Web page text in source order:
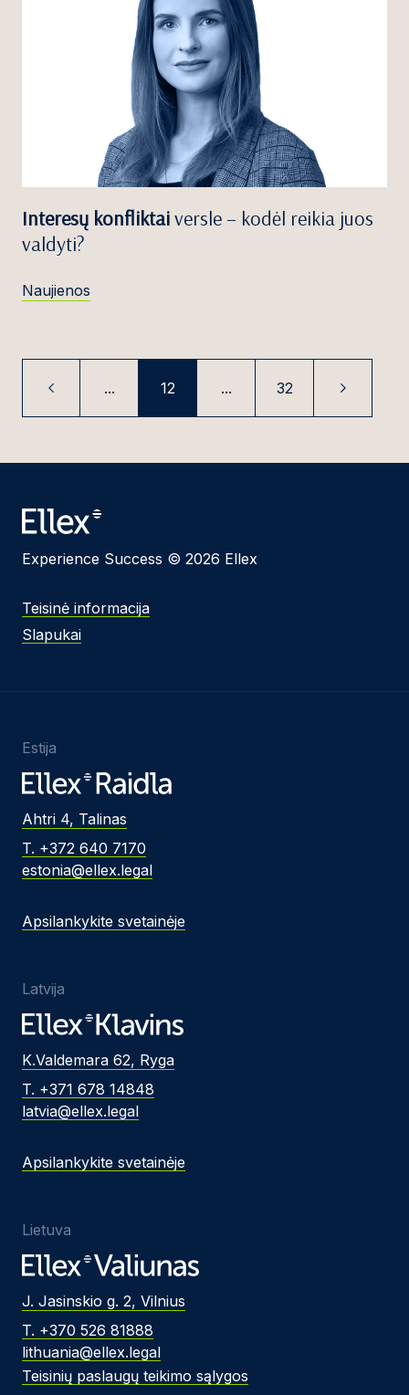
Interesų konfliktaiversle – kodėl reikia juos
valdyti?
Naujienos
... 12 ... 32
Experience Success © 2026 Ellex
Teisinė informacija
Slapukai
Estija
Ahtri 4, Talinas
T. +372 640 7170
estonia@ellex.legal
Apsilankykite svetainėje
Latvija
K.Valdemara 62, Ryga
T. +371 678 14848
latvia@ellex.legal
Apsilankykite svetainėje
Lietuva
J. Jasinskio g. 2, Vilnius
T. +370 526 81888
lithuania@ellex.legal
Teisinių paslaugų teikimo sąlygos